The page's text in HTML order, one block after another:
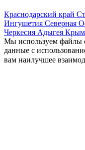
Краснодарский край
Ингушетия Северная
Черкесия Адыгея Крым
Мы используем файлы
данные с
вам наилучшее